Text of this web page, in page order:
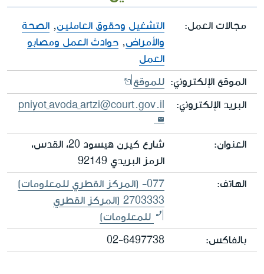
مجالات العمل: التشغيل وحقوق العاملين, الصحة
والأمراض, حوادث العمل ومصابو
العمل
الموقع الإلكترونيّ: للموقع
البريد الإلكترونيّ: pniyot_avoda_artzi@court.gov.il
العنوان:
شارع كيرن هيسود 20، القدس،
الرمز البريدي 92149
الهاتف:
(المركز القطري للمعلومات) 077-
2703333 (المركز القطري
بالفاكس: 02-6497738